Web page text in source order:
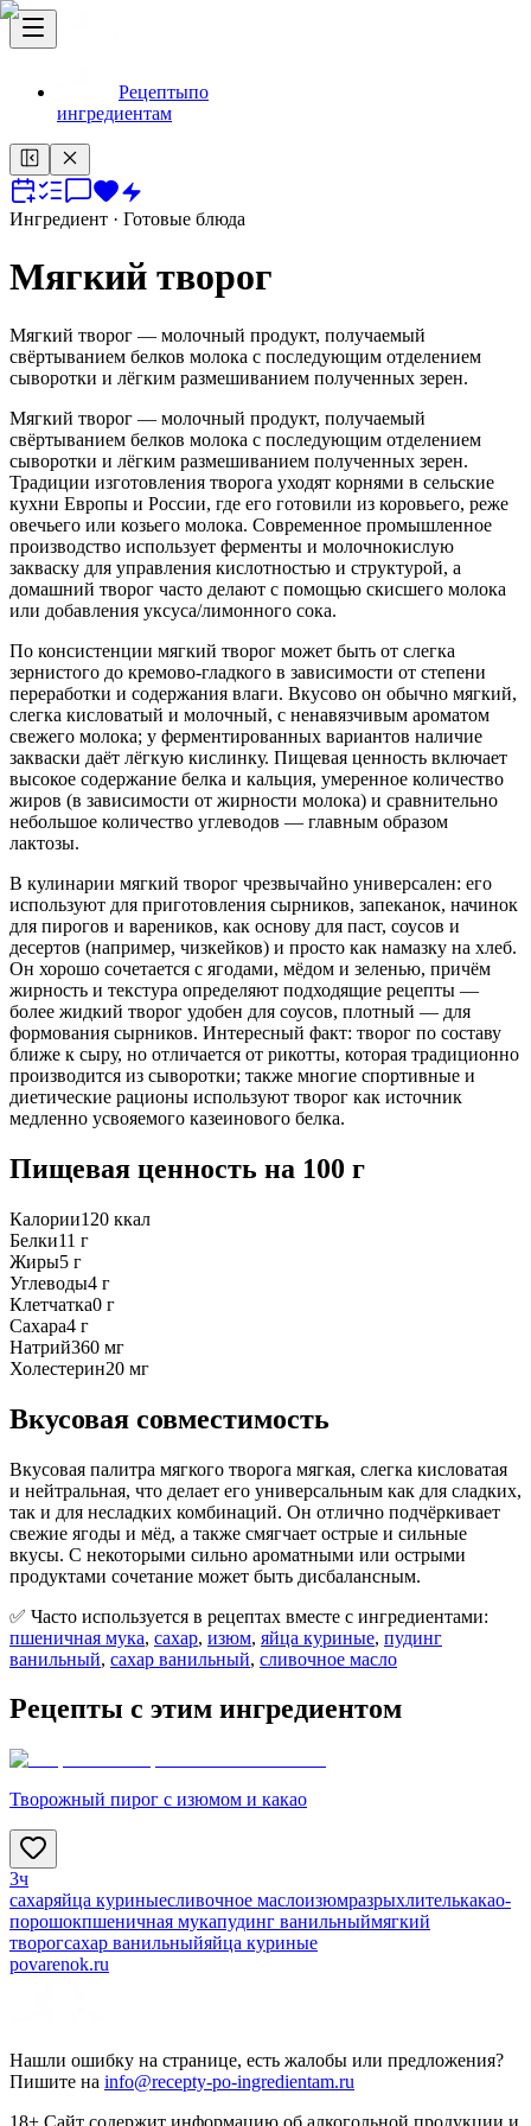
Рецептыпо
ингредиентам
Ингредиент · Готовые блюда
Мягкий творог
Мягкий творог — молочный продукт, получаемый
свёртыванием белков молока с последующим отделением
сыворотки и лёгким размешиванием полученных зерен.
Мягкий творог — молочный продукт, получаемый
свёртыванием белков молока с последующим отделением
сыворотки и лёгким размешиванием полученных зерен.
Традиции изготовления творога уходят корнями в сельские
кухни Европы и России, где его готовили из коровьего, реже
овечьего или козьего молока. Современное промышленное
производство использует ферменты и молочнокислую
закваску для управления кислотностью и структурой, а
домашний творог часто делают с помощью скисшего молока
или добавления уксуса/лимонного сока.
По консистенции мягкий творог может быть от слегка
зернистого до кремово-гладкого в зависимости от степени
переработки и содержания влаги. Вкусово он обычно мягкий,
слегка кисловатый и молочный, с ненавязчивым ароматом
свежего молока; у ферментированных вариантов наличие
закваски даёт лёгкую кислинку. Пищевая ценность включает
высокое содержание белка и кальция, умеренное количество
жиров (в зависимости от жирности молока) и сравнительно
небольшое количество углеводов — главным образом
лактозы.
В кулинарии мягкий творог чрезвычайно универсален: его
используют для приготовления сырников, запеканок, начинок
для пирогов и вареников, как основу для паст, соусов и
десертов (например, чизкейков) и просто как намазку на хлеб.
Он хорошо сочетается с ягодами, мёдом и зеленью, причём
жирность и текстура определяют подходящие рецепты —
более жидкий творог удобен для соусов, плотный — для
формования сырников. Интересный факт: творог по составу
ближе к сыру, но отличается от рикотты, которая традиционно
производится из сыворотки; также многие спортивные и
диетические рационы используют творог как источник
медленно усвояемого казеинового белка.
Пищевая ценность на 100 г
Калории120 ккал
Белки11 г
Жиры5 г
Углеводы4 г
Клетчатка0 г
Сахара4 г
Натрий360 мг
Холестерин20 мг
Вкусовая совместимость
Вкусовая палитра мягкого творога мягкая, слегка кисловатая
и нейтральная, что делает его универсальным как для сладких,
так и для несладких комбинаций. Он отлично подчёркивает
свежие ягоды и мёд, а также смягчает острые и сильные
вкусы. С некоторыми сильно ароматными или острыми
продуктами сочетание может быть дисбалансным.
✅ Часто используется в рецептах вместе с ингредиентами:
пшеничная мука, сахар, изюм, яйца куриные, пудинг
ванильный, сахар ванильный, сливочное масло
Рецепты с этим ингредиентом
Творожный пирог с изюмом и какао
3ч
сахаряйца куриныесливочное маслоизюмразрыхлителькакао-
порошокпшеничная мукапудинг ванильныймягкий
творогсахар ванильныйяйца куриные
povarenok.ru
Нашли ошибку на странице, есть жалобы или предложения?
Пишите на info@recepty-po-ingredientam.ru